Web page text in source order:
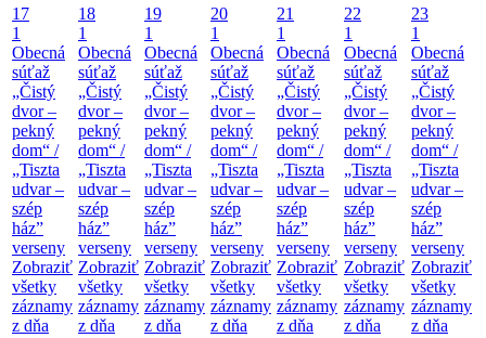
17
1
Obecná
súťaž
„Čistý
dvor –
pekný
dom“ /
„Tiszta
udvar –
szép
ház”
verseny
Zobraziť
všetky
záznamy
z dňa
18
1
Obecná
súťaž
„Čistý
dvor –
pekný
dom“ /
„Tiszta
udvar –
szép
ház”
verseny
Zobraziť
všetky
záznamy
z dňa
19
1
Obecná
súťaž
„Čistý
dvor –
pekný
dom“ /
„Tiszta
udvar –
szép
ház”
verseny
Zobraziť
všetky
záznamy
z dňa
20
1
Obecná
súťaž
„Čistý
dvor –
pekný
dom“ /
„Tiszta
udvar –
szép
ház”
verseny
Zobraziť
všetky
záznamy
z dňa
21
1
Obecná
súťaž
„Čistý
dvor –
pekný
dom“ /
„Tiszta
udvar –
szép
ház”
verseny
Zobraziť
všetky
záznamy
z dňa
22
1
Obecná
súťaž
„Čistý
dvor –
pekný
dom“ /
„Tiszta
udvar –
szép
ház”
verseny
Zobraziť
všetky
záznamy
z dňa
23
1
Obecná
súťaž
„Čistý
dvor –
pekný
dom“ /
„Tiszta
udvar –
szép
ház”
verseny
Zobraziť
všetky
záznamy
z dňa